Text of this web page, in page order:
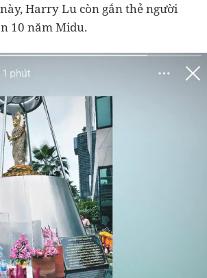
Harry Lu còn gắn thẻ người
10 năm Midu.